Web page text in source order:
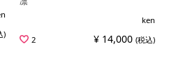
)
ken
2
¥ 14,000 (税込)